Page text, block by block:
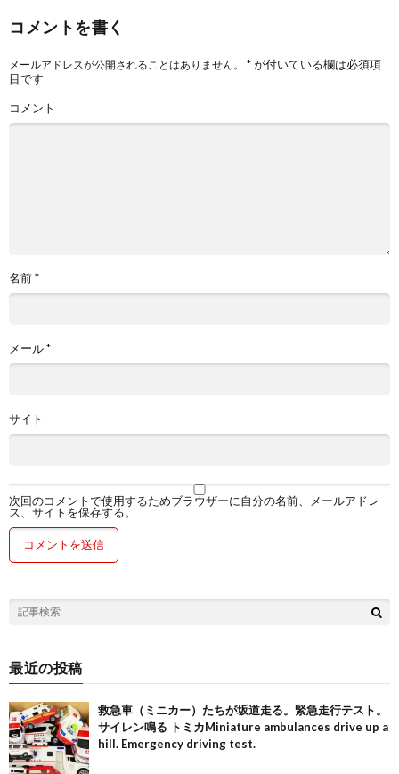
コメントを書く
メールアドレスが公開されることはありません。 *が付いている欄は必須項
目です
コメント
名前*
メール*
サイト
次回のコメントで使用するためブラウザーに自分の名前、メールアドレ
ス、サイトを保存する。
最近の投稿
救急車（ミニカー）たちが坂道走る。緊急走行テスト。
サイレン鳴る トミカMiniature ambulances drive up a
hill. Emergency driving test.